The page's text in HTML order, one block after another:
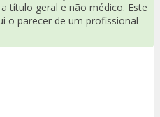
título geral e não médico. Este
o parecer de um profissional